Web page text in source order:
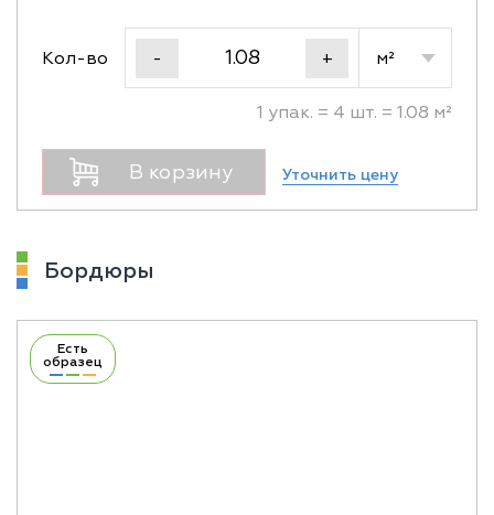
Кол-во - + м²
1 упак. = 4 шт. = 1.08 м²
В корзину Уточнить цену
Бордюры
Есть
образец